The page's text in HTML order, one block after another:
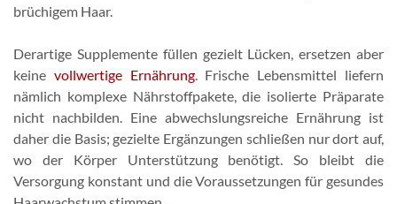
brüchigem Haar.
Derartige Supplemente füllen gezielt Lücken, ersetzen aber
keine vollwertige Ernährung. Frische Lebensmittel liefern
nämlich komplexe Nährstoffpakete, die isolierte Präparate
nicht nachbilden. Eine abwechslungsreiche Ernährung ist
daher die Basis; gezielte Ergänzungen schließen nur dort auf,
wo der Körper Unterstützung benötigt. So bleibt die
Versorgung konstant und die Voraussetzungen für gesundes